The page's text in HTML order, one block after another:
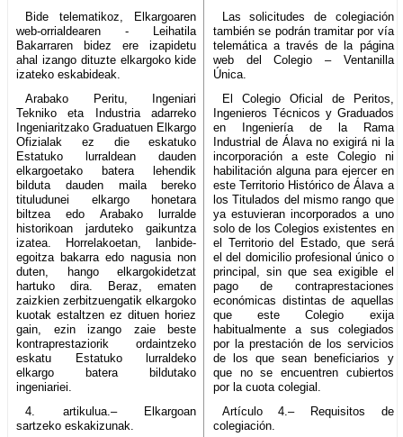
Bide telematikoz, Elkargoaren
web-orrialdearen - Leihatila
Bakarraren bidez ere izapidetu
ahal izango dituzte elkargoko kide
izateko eskabideak.
Las solicitudes de colegiación
también se podrán tramitar por vía
telemática a través de la página
web del Colegio – Ventanilla
Única.
Arabako Peritu, Ingeniari
Tekniko eta Industria adarreko
Ingeniaritzako Graduatuen Elkargo
Ofizialak ez die eskatuko
Estatuko lurraldean dauden
elkargoetako batera lehendik
bilduta dauden maila bereko
tituludunei elkargo honetara
biltzea edo Arabako lurralde
historikoan jarduteko gaikuntza
izatea. Horrelakoetan, lanbide-
egoitza bakarra edo nagusia non
duten, hango elkargokidetzat
hartuko dira. Beraz, ematen
zaizkien zerbitzuengatik elkargoko
kuotak estaltzen ez dituen horiez
gain, ezin izango zaie beste
kontraprestaziorik ordaintzeko
eskatu Estatuko lurraldeko
elkargo batera bildutako
ingeniariei.
El Colegio Oficial de Peritos,
Ingenieros Técnicos y Graduados
en Ingeniería de la Rama
Industrial de Álava no exigirá ni la
incorporación a este Colegio ni
habilitación alguna para ejercer en
este Territorio Histórico de Álava a
los Titulados del mismo rango que
ya estuvieran incorporados a uno
solo de los Colegios existentes en
el Territorio del Estado, que será
el del domicilio profesional único o
principal, sin que sea exigible el
pago de contraprestaciones
económicas distintas de aquellas
que este Colegio exija
habitualmente a sus colegiados
por la prestación de los servicios
de los que sean beneficiarios y
que no se encuentren cubiertos
por la cuota colegial.
4. artikulua.– Elkargoan
sartzeko eskakizunak.
Artículo 4.– Requisitos de
colegiación.